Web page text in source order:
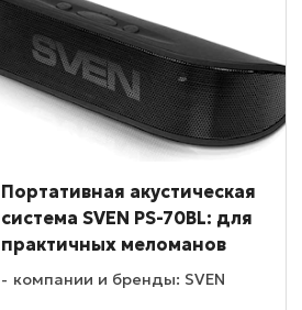
Портативная акустическая
система SVEN PS-70BL: для
практичных меломанов
компании и бренды: SVEN